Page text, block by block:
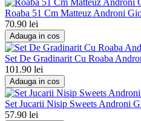
Roaba 51 Cm Matteuz Androni
70.90 lei
Adauga in cos
Set De Gradinarit Cu Roaba
101.90 lei
Adauga in cos
Set Jucarii Nisip Sweets Androni
57.90 lei